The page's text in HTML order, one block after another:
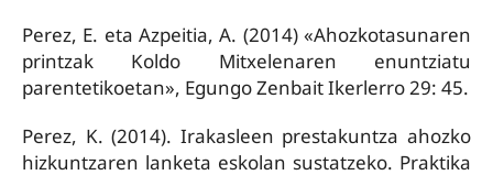
Perez, E. eta Azpeitia, A. (2014) «Ahozkotasunaren
printzak Koldo Mitxelenaren enuntziatu
parentetikoetan», Egungo Zenbait Ikerlerro 29: 45.
Perez, K. (2014). Irakasleen prestakuntza ahozko
hizkuntzaren lanketa eskolan sustatzeko. Praktika